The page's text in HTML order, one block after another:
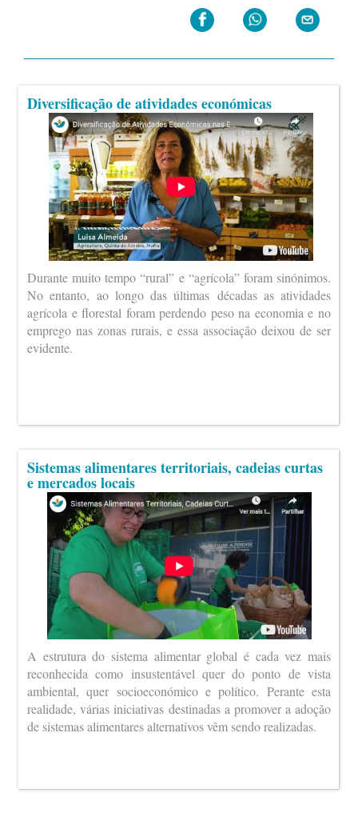
Diversificação de atividades económicas
Durante muito tempo “rural” e “agrícola” foram sinónimos.
No entanto, ao longo das últimas décadas as atividades
agrícola e florestal foram perdendo peso na economia e no
emprego nas zonas rurais, e essa associação deixou de ser
evidente.
Sistemas alimentares territoriais, cadeias curtas
e mercados locais
A estrutura do sistema alimentar global é cada vez mais
reconhecida como insustentável quer do ponto de vista
ambiental, quer socioeconómico e político. Perante esta
realidade, várias iniciativas destinadas a promover a adoção
de sistemas alimentares alternativos vêm sendo realizadas.